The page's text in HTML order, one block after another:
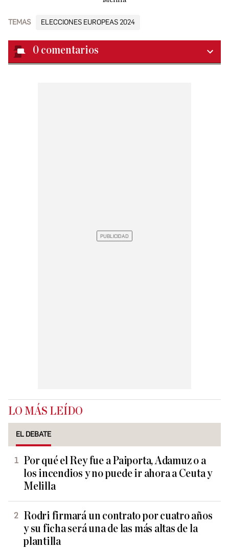
TEMAS ELECCIONES EUROPEAS 2024
0 comentarios
LO MÁS LEÍDO
EL DEBATE
Por qué el Rey fue a Paiporta, Adamuz o a
los incendios y no puede ir ahora a Ceuta y
Melilla
Rodri firmará un contrato por cuatro años
y su ficha será una de las más altas de la
plantilla